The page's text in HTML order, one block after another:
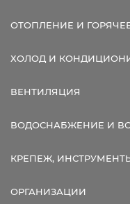
ОТОПЛЕНИЕ И
ХОЛОД И
ВЕНТИЛЯЦИЯ
ВОДОСНАБЖЕНИЕ И
КРЕПЕЖ,
ОРГАНИЗАЦИИ